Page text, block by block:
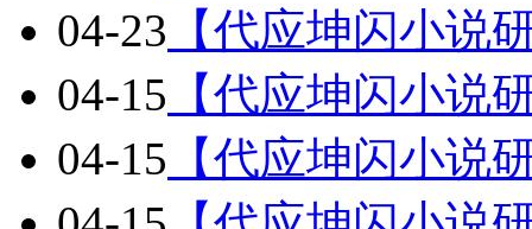
04-23 【代应坤闪小说
04-15 【代应坤闪小说
04-15 【代应坤闪小说